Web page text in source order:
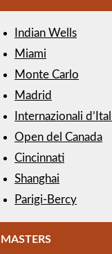
Indian Wells
Miami
Monte Carlo
Madrid
Internazionali
Open del Canada
Cincinnati
Shanghai
Parigi-Bercy
MASTERS